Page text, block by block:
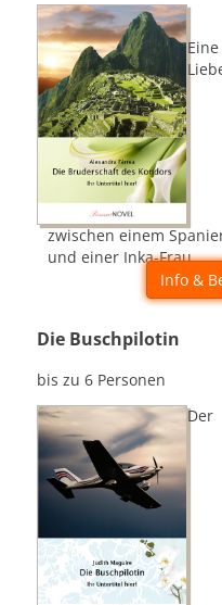
Eine
zwischen einem
und einer Inka-Frau
Info &
Die Buschpilotin
bis zu 6 Personen
Der